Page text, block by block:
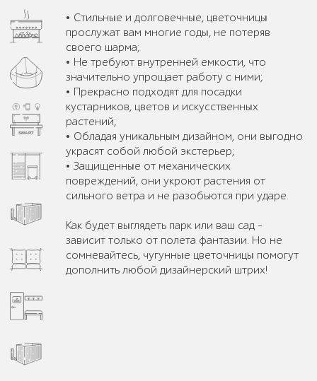
• Стильные и долговечные, цветочницы
прослужат вам многие годы, не потеряв
своего шарма;
• Не требуют внутренней емкости, что
значительно упрощает работу с ними;
• Прекрасно подходят для посадки
кустарников, цветов и искусственных
растений;
• Обладая уникальным дизайном, они выгодно
украсят собой любой экстерьер;
• Защищенные от механических
повреждений, они укроют растения от
сильного ветра и не разобьются при ударе.
Как будет выглядеть парк или ваш сад -
зависит только от полета фантазии. Но не
сомневайтесь, чугунные цветочницы помогут
дополнить любой дизайнерский штрих!